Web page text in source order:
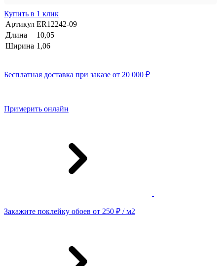
Купить в 1 клик
Артикул ER12242-09
Длина
10,05
Ширина 1,06
Бесплатная доставка при заказе от 20 000 ₽
Примерить онлайн
Закажите поклейку обоев от 250 ₽ / м2